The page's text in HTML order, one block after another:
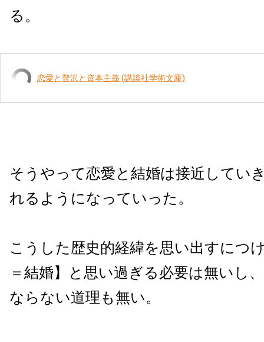
る。
恋愛と贅沢と資本主義 (講談社学術文庫)
そうやって恋愛と結婚は接近してい
れるようになっていった。
こうした歴史的経緯を思い出すにつ
＝結婚】と思い過ぎる必要は無いし
ならない道理も無い。